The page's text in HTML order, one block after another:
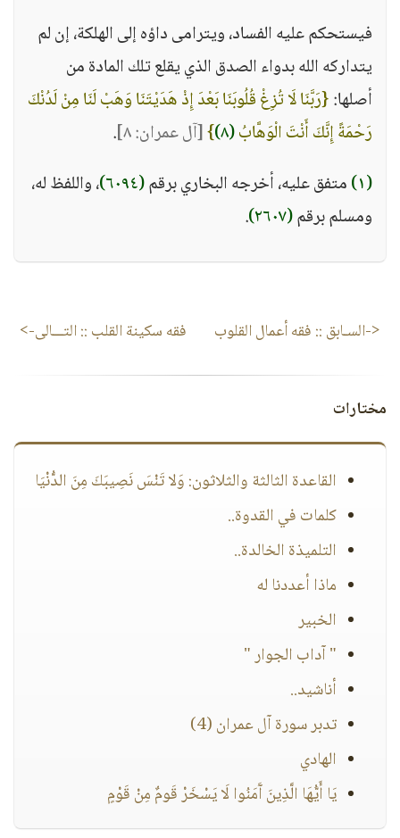
فيستحكم عليه الفساد، ويترامى داؤه إلى الهلكة، إن لم
يتداركه الله بدواء الصدق الذي يقلع تلك المادة من
أصلها:{رَبَّنَا لَا تُزِغْ قُلُوبَنَا بَعْدَ إِذْ هَدَيْتَنَا وَهَبْ لَنَا مِنْ لَدُنْكَ
رَحْمَةً إِنَّكَ أَنْتَ الْوَهَّابُ(٨) }[آل عمران: ٨]
.
(١)
متفق عليه، أخرجه البخاري برقم(٦٠٩٤)
، واللفظ له،
ومسلم برقم(٢٦٠٧) .
<-السـابق :: فقه أعمال القلوب فقه سكينة القلب :: التـــالى->
مختارات
القاعدة الثالثة والثلاثون: وَلا تَنْسَ نَصِيبَكَ مِنَ الدُّنْيَا
كلمات في القدوة..
التلميذة الخالدة..
ماذا أعددنا له
الخبير
" آداب الجوار "
أناشيد..
تدبر سورة آل عمران (4)
الهادي
يَا أَيُّهَا الَّذِينَ آَمَنُوا لَا يَسْخَرْ قَومٌ مِنْ قَوْمٍ